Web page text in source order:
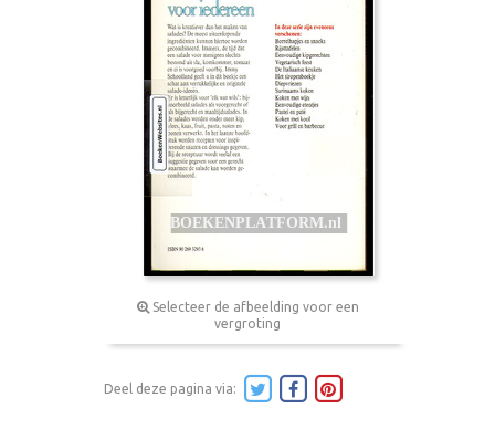
Selecteer de afbeelding voor een
vergroting
Deel deze pagina via: